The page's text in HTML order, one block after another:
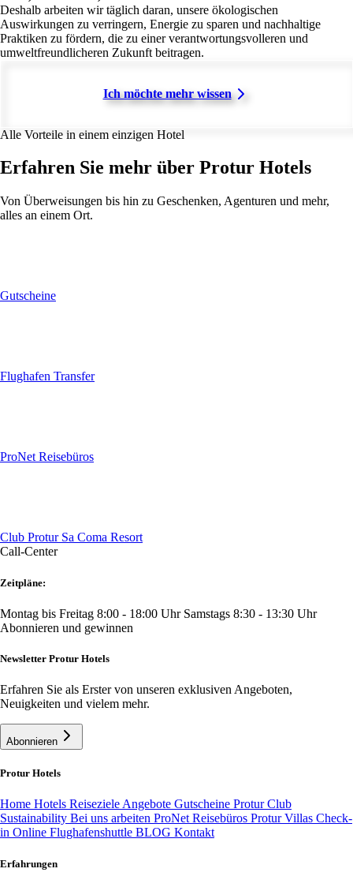
Deshalb arbeiten wir täglich daran, unsere ökologischen
Auswirkungen zu verringern, Energie zu sparen und nachhaltige
Praktiken zu fördern, die zu einer verantwortungsvolleren und
umweltfreundlicheren Zukunft beitragen.
Ich möchte mehr wissen
Alle Vorteile in einem einzigen Hotel
Erfahren Sie mehr über Protur Hotels
Von Überweisungen bis hin zu Geschenken, Agenturen und mehr,
alles an einem Ort.
Gutscheine
Flughafen Transfer
ProNet Reisebüros
Club Protur Sa Coma Resort
Call-Center
Zeitpläne:
Montag bis Freitag 8:00 - 18:00 Uhr Samstags 8:30 - 13:30 Uhr
Abonnieren und gewinnen
Newsletter Protur Hotels
Erfahren Sie als Erster von unseren exklusiven Angeboten,
Neuigkeiten und vielem mehr.
Abonnieren
Protur Hotels
Home Hotels ReisezieleAngebote Gutscheine Protur Club
Sustainability Bei uns arbeiten ProNet Reisebüros Protur Villas Check-
in Online Flughafenshuttle BLOG Kontakt
Erfahrungen